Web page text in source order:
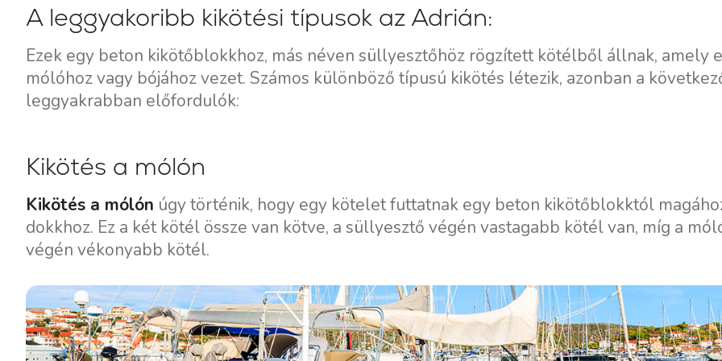
A leggyakoribb kikötési típusok az Adrián:
Ezek egy beton kikötőblokkhoz, más néven süllyesztőhöz rögzített kötélből állnak, amely
mólóhoz vagy bójához vezet. Számos különböző típusú kikötés létezik, azonban a
leggyakrabban előfordulók:
Kikötés a mólón
Kikötés a mólón úgy történik, hogy egy kötelet futtatnak egy beton kikötőblokktól
dokkhoz. Ez a két kötél össze van kötve, a süllyesztő végén vastagabb kötél van, míg a
végén vékonyabb kötél.
Motoros jachtok
Asszisztens
Bali katamarán bérlés
Dubrovnik Vitorlázási
Régió